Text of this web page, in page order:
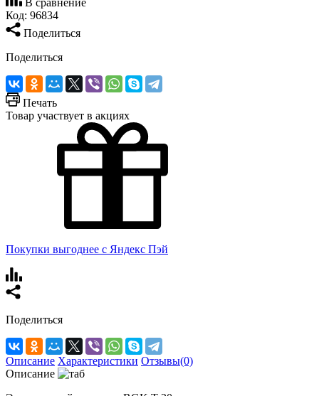
Код: 96834
Поделиться
Поделиться
Печать
Товар участвует в акциях
Покупки выгоднее с Яндекс Пэй
Поделиться
Описание Характеристики Отзывы(0)
Описание